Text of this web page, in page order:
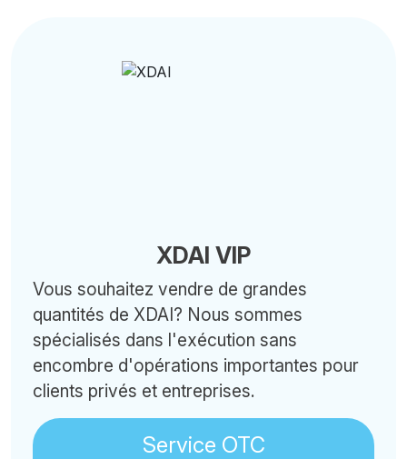
XDAI VIP
Vous souhaitez vendre de grandes
quantités de XDAI? Nous sommes
spécialisés dans l'exécution sans
encombre d'opérations importantes pour
clients privés et entreprises.
Service OTC